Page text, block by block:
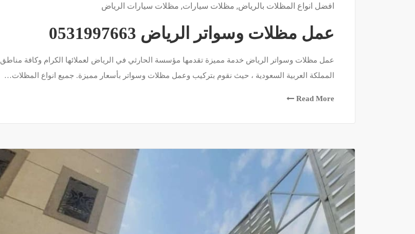
افضل انواع المظلات بالرياض, مظلات سيارات, مظلات سيارات الرياض
عمل مظلات وسواتر الرياض 0531997663
عمل مظلات وسواتر الرياض خدمة مميزة تقدمها مؤسسة الحارثي في الرياض لعملائها الكرام وكافة مناطق
المملكة العربية السعودية ، حيث نقوم بتركيب وعمل مظلات وسواتر بأسعار مميزة. جميع انواع المظلات…
Read More